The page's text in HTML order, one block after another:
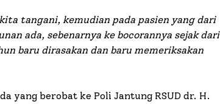
tangani, kemudian pada pasien yang dari
ada, sebenarnya ke bocorannya sejak dari
baru dirasakan dan baru memeriksakan
yang berobat ke Poli Jantung RSUD dr. H.